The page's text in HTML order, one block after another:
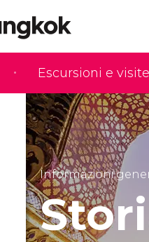
Escursioni e
Informazioni